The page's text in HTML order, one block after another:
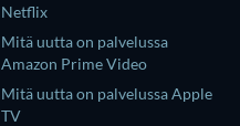
Netflix
Mitä uutta on palvelussa
Amazon Prime Video
Mitä uutta on palvelussa Apple
TV